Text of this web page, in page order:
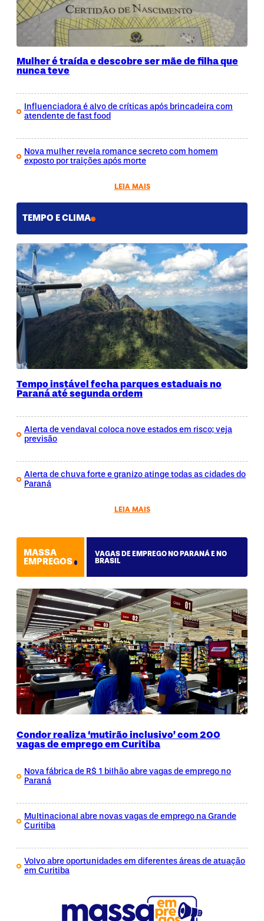
Mulher é traída e descobre ser mãe de filha que
nunca teve
Influenciadora é alvo de críticas após brincadeira com
atendente de fast food
Nova mulher revela romance secreto com homem
exposto por traições após morte
LEIA MAIS
TEMPO E CLIMA
Tempo instável fecha parques estaduais no
Paraná até segunda ordem
Alerta de vendaval coloca nove estados em risco; veja
previsão
Alerta de chuva forte e granizo atinge todas as cidades do
Paraná
LEIA MAIS
MASSA
EMPREGOS
VAGAS DE EMPREGO NO PARANÁ E NO
BRASIL
Condor realiza ‘mutirão inclusivo’ com 200
vagas de emprego em Curitiba
Nova fábrica de R$ 1 bilhão abre vagas de emprego no
Paraná
Multinacional abre novas vagas de emprego na Grande
Curitiba
Volvo abre oportunidades em diferentes áreas de atuação
em Curitiba